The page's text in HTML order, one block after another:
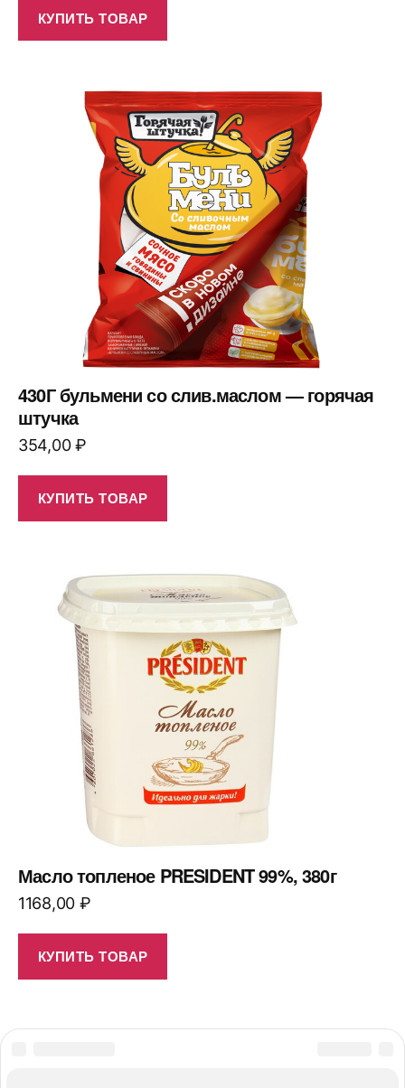
КУПИТЬ ТОВАР
430Г бульмени со слив.маслом — горячая
штучка
354,00₽
КУПИТЬ ТОВАР
Масло топленое PRESIDENT 99%, 380г
1168,00 ₽
КУПИТЬ ТОВАР